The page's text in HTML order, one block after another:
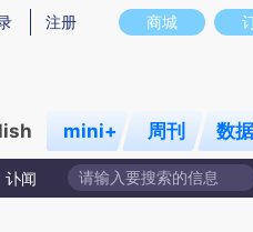
图存在偏差。不代表财新观点和立场。
商城
注册
mini+ 周刊 数
讣闻